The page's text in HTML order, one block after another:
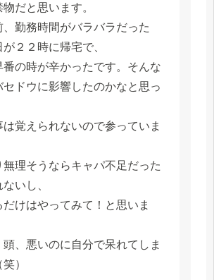
だと思います。
、勤務時間がバラバラだった
２２時に帰宅で、
番の時が辛かったです。そんな
セドウに影響したのかなと思っ
は覚えられないので参っていま
無理そうならキャパ不足だった
いし、
だけはやってみて！と思いま
頭、悪いのに自分で呆れてしま
）